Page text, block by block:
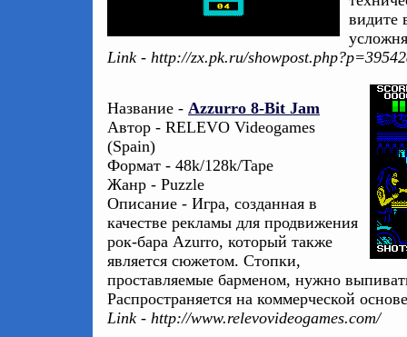
видите
Link - http://zx.pk.ru/
Название - Azzurro 8-Bit Jam
Автор - RELEVO Videogames
(Spain)
Формат - 48k/128k/Tape
Жанр - Puzzle
Описание - Игра, созданная в
качестве рекламы для продвижения
рок-бара Azurro, который также
является сюжетом. Стопки,
проставляемые барменом, нужно
Распространяется на коммерческой
Link - http://www.relevovideogames.com/